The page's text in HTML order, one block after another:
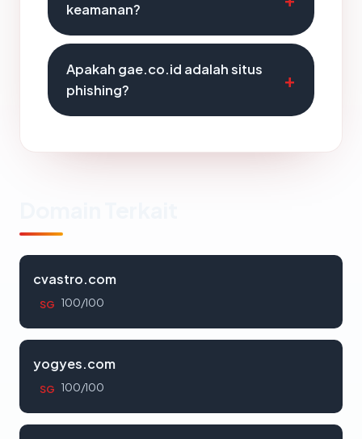
keamanan?
Apakah gae.co.id adalah situs
phishing?
cvastro.com
SG 100/100
yogyes.com
SG 100/100